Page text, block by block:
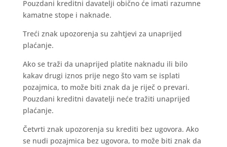
Pouzdani kreditni davatelji obično će imati razumne
kamatne stope i naknade.
Treći znak upozorenja su zahtjevi za unaprijed
plaćanje.
Ako se traži da unaprijed platite naknadu ili bilo
kakav drugi iznos prije nego što vam se isplati
pozajmica, to može biti znak da je riječ o prevari.
Pouzdani kreditni davatelji neće tražiti unaprijed
plaćanje.
Četvrti znak upozorenja su krediti bez ugovora. Ako
se nudi pozajmica bez ugovora, to može biti znak da